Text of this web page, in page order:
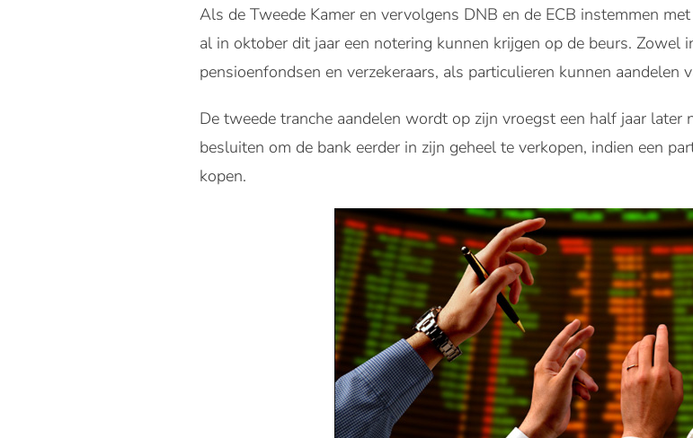
Als de Tweede Kamer en vervolgens DNB en de ECB instemmen
al in oktober dit jaar een notering kunnen krijgen op de beurs. Zowel
pensioenfondsen en verzekeraars, als particulieren kunnen aandelen
De tweede tranche aandelen wordt op zijn vroegst een half jaar later
besluiten om de bank eerder in zijn geheel te verkopen, indien een
kopen.